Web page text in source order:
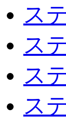
ス
ス
ス
ス